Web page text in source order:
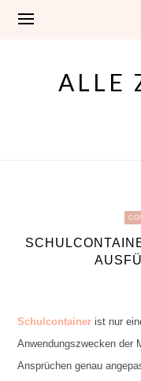
ALLE
Schulcontainer ist nur
Anwendungszwecken der
Ansprüchen genau